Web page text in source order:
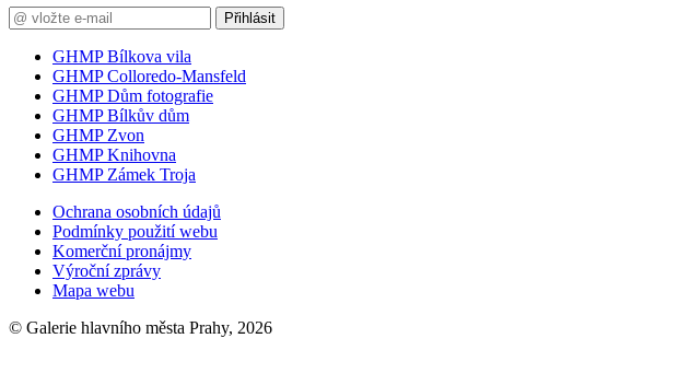
Přihlásit
GHMP Bílkova vila
GHMP Colloredo-Mansfeld
GHMP Dům fotografie
GHMP Bílkův dům
GHMP Zvon
GHMP Knihovna
GHMP Zámek Troja
Ochrana osobních údajů
Podmínky použití webu
Komerční pronájmy
Výroční zprávy
Mapa webu
© Galerie hlavního města Prahy, 2026